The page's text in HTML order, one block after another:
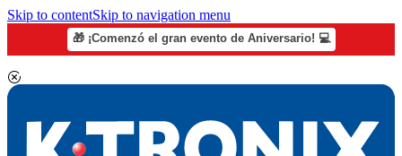
Skip to contentSkip to navigation menu
🎁 ¡Comenzó el gran evento de Aniversario! 💻